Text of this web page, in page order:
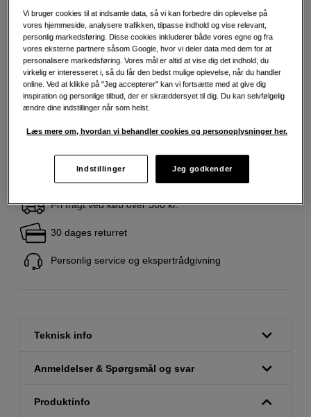
Reservedel flashrør til Godox studieflash AD300 Pro.
Mere information
895 DKK
Antal
Læg i indkøbskurv
Fri fragt ved køb over 500 kr.
30 dages returret
Personlig service og ekspertrådgivning
Teknisk info
Anmeldelser & Spørgsmål og svar
Produktinfo
Vi bruger cookies til at indsamle data, så vi kan forbedre din oplevelse på
vores hjemmeside, analysere trafikken, tilpasse indhold og vise relevant,
personlig markedsføring. Disse cookies inkluderer både vores egne og fra
vores eksterne partnere såsom Google, hvor vi deler data med dem for at
personalisere markedsføring. Vores mål er altid at vise dig det indhold, du
virkelig er interesseret i, så du får den bedst mulige oplevelse, når du handler
online. Ved at klikke på "Jeg accepterer" kan vi fortsætte med at give dig
inspiration og personlige tilbud, der er skræddersyet til dig. Du kan selvfølgelig
ændre dine indstillinger når som helst.
Læs mere om, hvordan vi behandler cookies og personoplysninger her.
Indstillinger Jeg godkender